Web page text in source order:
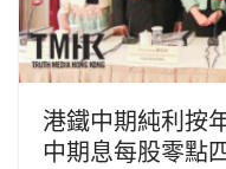
港鐵中期純利按
中期息每股零點